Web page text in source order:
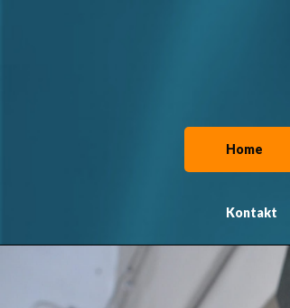
Home
Kontakt